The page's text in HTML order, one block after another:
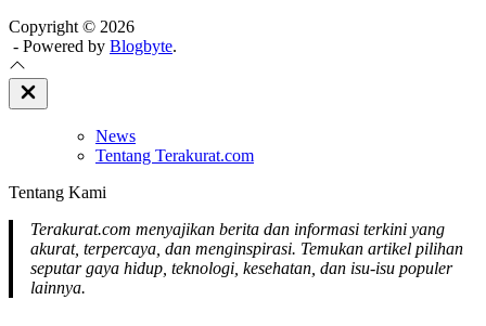
Copyright © 2026
- Powered by Blogbyte.
Close
Off
News
Tentang Terakurat.com
Tentang Kami
Terakurat.com menyajikan berita dan informasi terkini yang
akurat, terpercaya, dan menginspirasi. Temukan artikel pilihan
seputar gaya hidup, teknologi, kesehatan, dan isu-isu populer
lainnya.